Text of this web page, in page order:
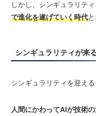
しかし、シンギュラリテ
で進化を遂げていく時代
シンギュラリティが来
シンギュラリティを迎え
人間にかわってAIが技術